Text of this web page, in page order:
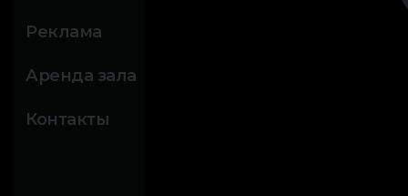
Реклама
Аренда зала
Контакты